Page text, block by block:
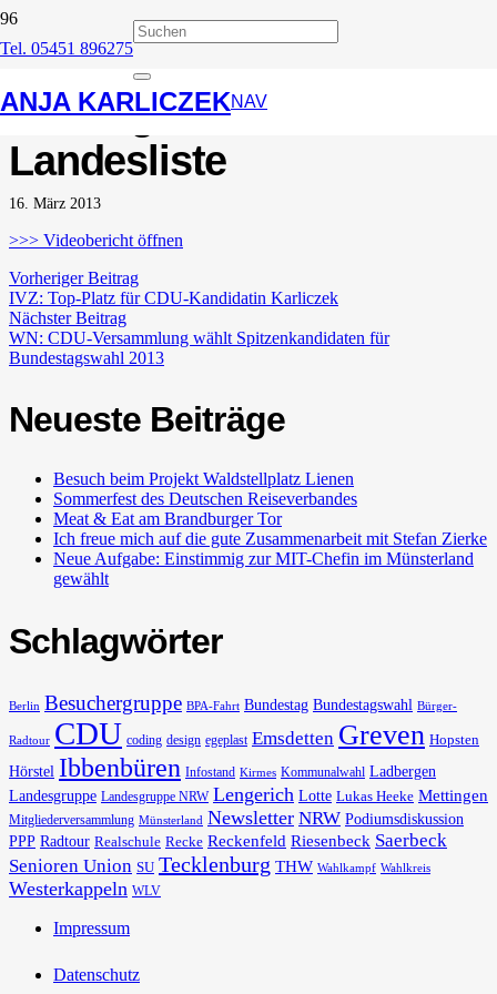
Tel. 05451 896275
ANJA KARLICZEKNAV
WDR Lokalzeit Münster:
Neuling auf der CDU-
Landesliste
16. März 2013
>>> Videobericht öffnen
Vorheriger Beitrag
IVZ: Top-Platz für CDU-Kandidatin Karliczek
Nächster Beitrag
WN: CDU-Versammlung wählt Spitzenkandidaten für
Bundestagswahl 2013
Neueste Beiträge
Besuch beim Projekt Waldstellplatz Lienen
Sommerfest des Deutschen Reiseverbandes
Meat & Eat am Brandburger Tor
Ich freue mich auf die gute Zusammenarbeit mit Stefan Zierke
Neue Aufgabe: Einstimmig zur MIT-Chefin im Münsterland
gewählt
Schlagwörter
Berlin Besuchergruppe BPA-Fahrt Bundestag Bundestagswahl Bürger-
Radtour CDU coding design egeplast Emsdetten Greven Hopsten
Hörstel Ibbenbüren Infostand Kirmes Kommunalwahl Ladbergen
Landesgruppe Landesgruppe NRW Lengerich Lotte Lukas Heeke Mettingen
Mitgliederversammlung Münsterland Newsletter NRW Podiumsdiskussion
PPP Radtour Realschule Recke Reckenfeld Riesenbeck Saerbeck
Senioren Union SU Tecklenburg THW Wahlkampf Wahlkreis
Westerkappeln WLV
Impressum
Datenschutz